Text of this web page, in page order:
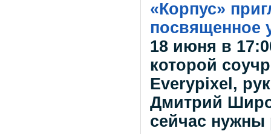
«Корпус»
посвященное
18 июня в
которой
Everypixel,
Дмитрий
сейчас